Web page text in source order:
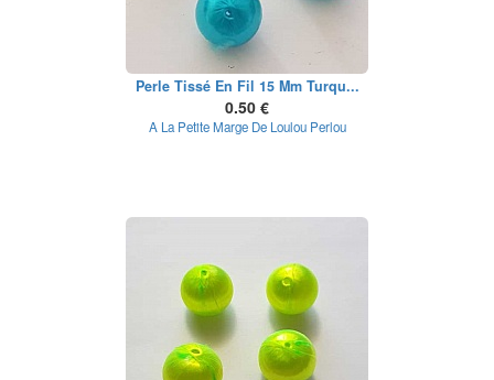
Perle Tissé En Fil 15 Mm Turqu...
0.50 €
A La Petite Marge De Loulou Perlou